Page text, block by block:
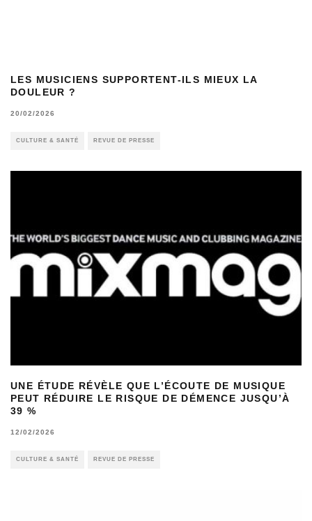
LES MUSICIENS SUPPORTENT-ILS MIEUX LA
DOULEUR ?
20/02/2026
CULTURE & SANTÉ REVUE DE PRESSE
UNE ÉTUDE RÉVÈLE QUE L’ÉCOUTE DE MUSIQUE
PEUT RÉDUIRE LE RISQUE DE DÉMENCE JUSQU’À
39 %
12/02/2026
CULTURE & SANTÉ REVUE DE PRESSE